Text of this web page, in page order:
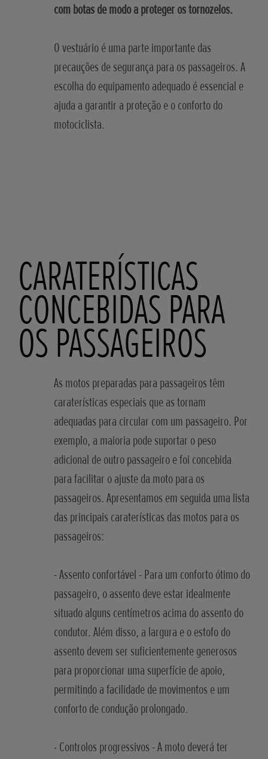
com botas de modo a proteger os tornozelos.
O vestuário é uma parte importante das
precauções de segurança para os passageiros. A
escolha do equipamento adequado é essencial e
ajuda a garantir a proteção e o conforto do
motociclista.
CARATERÍSTICAS
CONCEBIDAS PARA
OS PASSAGEIROS
As motos preparadas para passageiros têm
caraterísticas especiais que as tornam
adequadas para circular com um passageiro. Por
exemplo, a maioria pode suportar o peso
adicional de outro passageiro e foi concebida
para facilitar o ajuste da moto para os
passageiros. Apresentamos em seguida uma lista
das principais caraterísticas das motos para os
passageiros:
- Assento confortável - Para um conforto ótimo do
passageiro, o assento deve estar idealmente
situado alguns centímetros acima do assento do
condutor. Além disso, a largura e o estofo do
assento devem ser suficientemente generosos
para proporcionar uma superfície de apoio,
permitindo a facilidade de movimentos e um
conforto de condução prolongado.
· Controlos progressivos - A moto deverá ter